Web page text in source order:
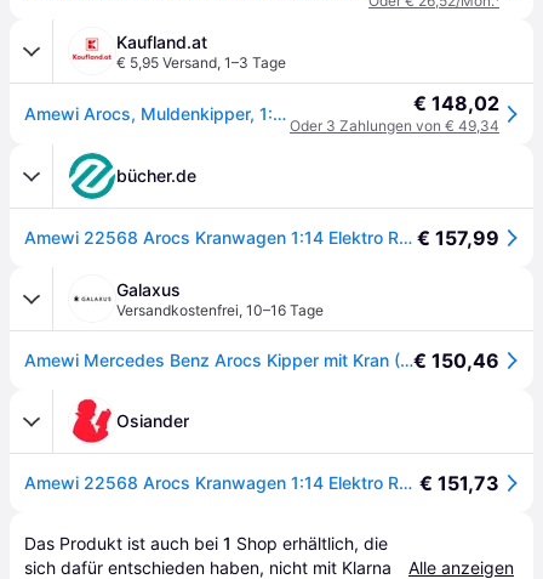
Kaufland.at
€ 5,95 Versand, 1–3 Tage
Amewi Arocs, Muldenkipper, 1:14, 8 Jahr(e), 1200 mAh, 2,45 kg € 148,02
Oder 3 Zahlungen von € 49,34
bücher.de
Amewi 22568 Arocs Kranwagen 1:14 Elektro RC Modell-LKW RtR inkl. Akku und Ladekabel, mit Geräuschefunktion, mit Lichteffekt € 157,99
Galaxus
Versandkostenfrei, 10–16 Tage
Amewi Mercedes Benz Arocs Kipper mit Kran (RTR Ready-to-Run)€ 150,46
Osiander
Amewi 22568 Arocs Kranwagen 1:14 Elektro RC Modell-LKW RtR inkl. Akku und Ladekabel, mit Geräuschefunktion, mit Lichteffekt € 151,73
Das Produkt ist auch bei 1 Shop erhältlich, die
sich dafür entschieden haben, nicht mit Klarna
Alle anzeigen